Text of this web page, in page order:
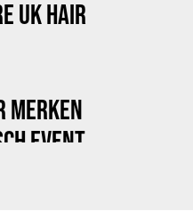
UK HAIR
MERKEN
EVENT